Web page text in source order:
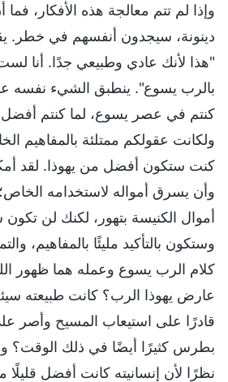
وإذا لم تتم معالجة هذه الأفكار،
دينونة، سيجدون أنفسهم في خطر.
"هذا لأنك عادي وطبيعي جدًا. أنا
بالرب يسوع". ينطبق الشيء نفسه
كنتم في عصر يسوع، لما كنتم أفضل
ولكانت عقولكم ممتلئة بالمفاهيم
كنت ستكون أفضل من يهوذا. لقد
وأن يسرق أمواله لاستخدامه
أموال الكنيسة بتهور، لكنك لن
وستكون بالتأكيد مليئًا بالمفاهيم،
كلام الرب يسوع وعمله هما ظهور
عارض يهوذا الرب؟ كانت طبيعته
قادرًا على استيعاب المسيح وأصر
بطرس كثيرًا أيضًا في ذلك الوقت؟
نظرًا لأن إنسانيته كانت أفضل قليلًا